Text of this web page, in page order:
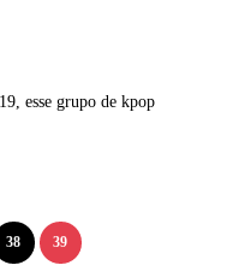
esse grupo de kpop
38 39